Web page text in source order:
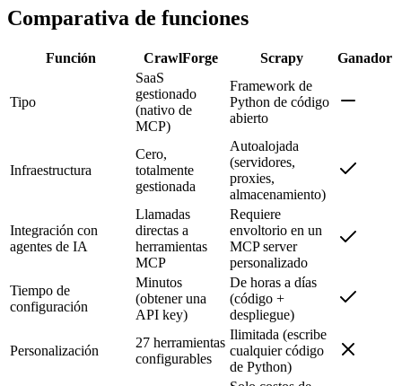
Comparativa de funciones
Función CrawlForge Scrapy Ganador
Tipo
SaaS
gestionado
(nativo de
MCP)
Framework de
Python de código
abierto
Infraestructura
Cero,
totalmente
gestionada
Autoalojada
(servidores,
proxies,
almacenamiento)
Integración con
agentes de IA
Llamadas
directas a
herramientas
MCP
Requiere
envoltorio en un
MCP server
personalizado
Tiempo de
configuración
Minutos
(obtener una
API key)
De horas a días
(código +
despliegue)
Personalización
27 herramientas
configurables
Ilimitada (escribe
cualquier código
de Python)